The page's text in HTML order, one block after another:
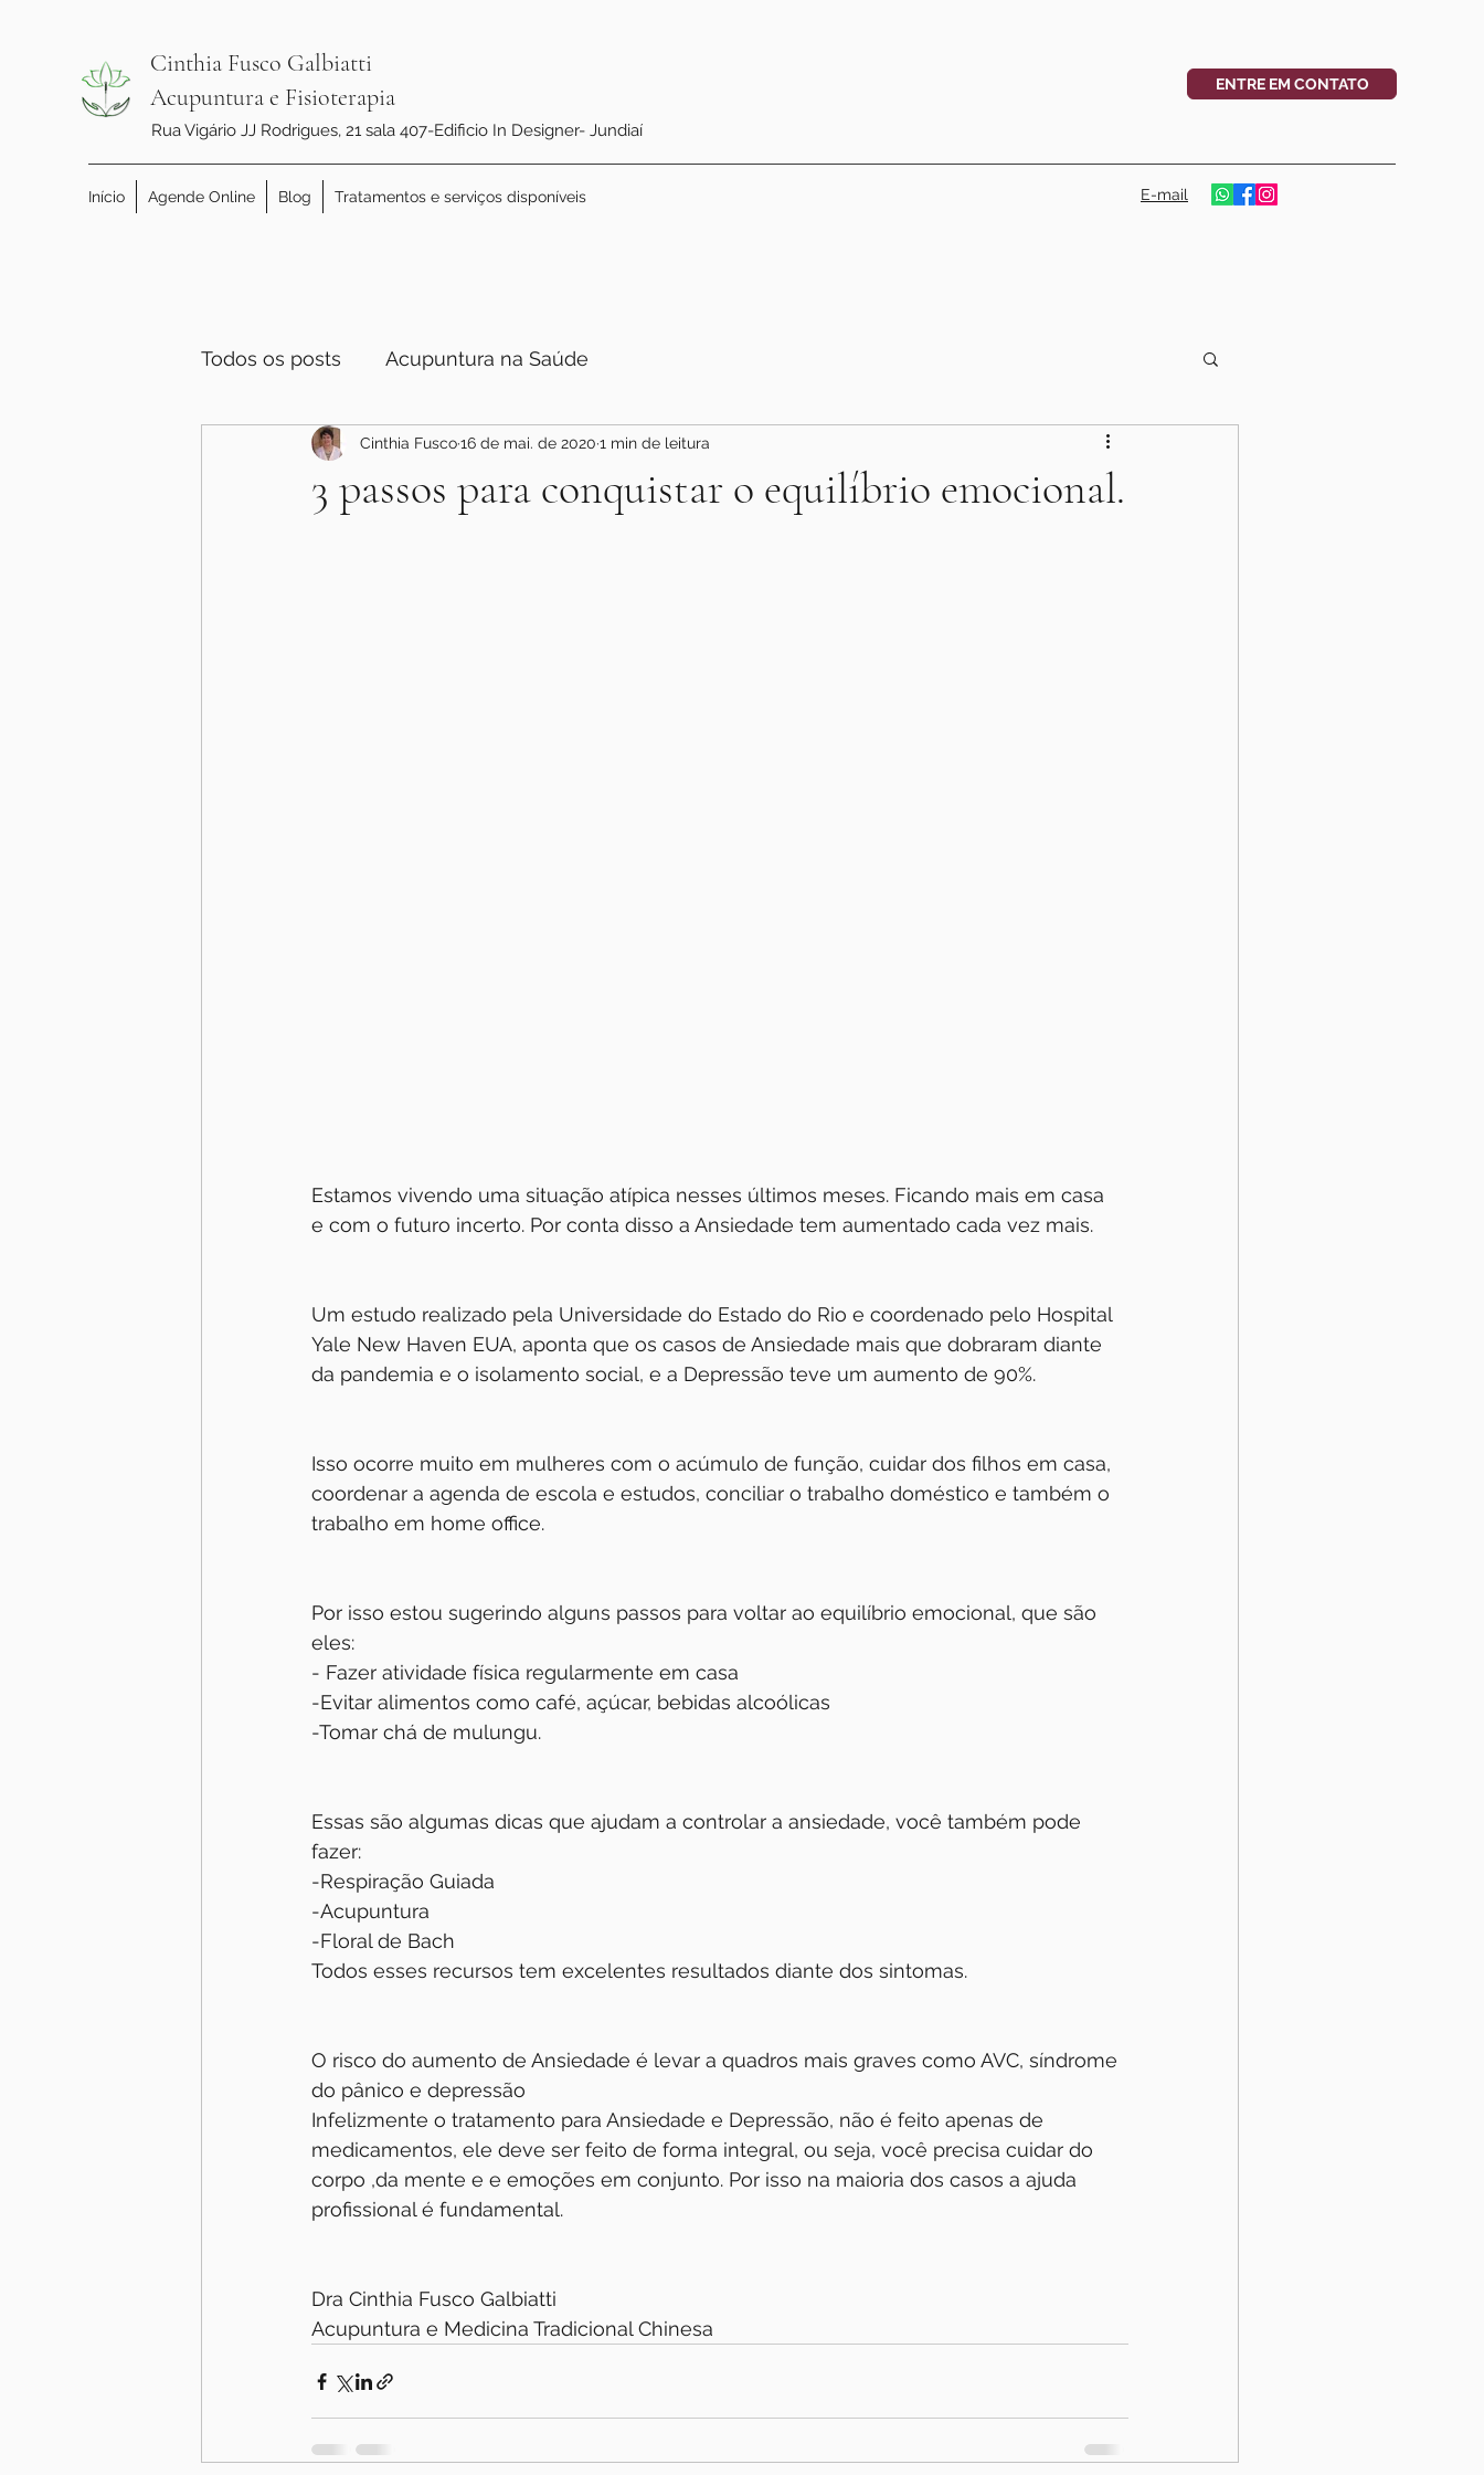
Cinthia Fusco Galbiatti
Acupuntura e Fisioterapia
Rua Vigário JJ Rodrigues, 21 sala 407-Edificio In Designer- Jundiaí
ENTRE EM CONTATO
Início Agende Online Blog Tratamentos e serviços disponíveis E-mail
Todos os posts Acupuntura na Saúde
3 passos para conquistar o equilíbrio emocional.
Cinthia Fusco16 de mai. de 2020 1 min de leitura
Estamos vivendo uma situação atípica nesses últimos meses. Ficando mais em casa
e com o futuro incerto. Por conta disso a Ansiedade tem aumentado cada vez mais.
Um estudo realizado pela Universidade do Estado do Rio e coordenado pelo Hospital
Yale New Haven EUA, aponta que os casos de Ansiedade mais que dobraram diante
da pandemia e o isolamento social, e a Depressão teve um aumento de 90%.
Isso ocorre muito em mulheres com o acúmulo de função, cuidar dos filhos em casa,
coordenar a agenda de escola e estudos, conciliar o trabalho doméstico e também o
trabalho em home office.
Por isso estou sugerindo alguns passos para voltar ao equilíbrio emocional, que são
eles:
- Fazer atividade física regularmente em casa
-Evitar alimentos como café, açúcar, bebidas alcoólicas
-Tomar chá de mulungu.
Essas são algumas dicas que ajudam a controlar a ansiedade, você também pode
fazer:
-Respiração Guiada
-Acupuntura
-Floral de Bach
Todos esses recursos tem excelentes resultados diante dos sintomas.
O risco do aumento de Ansiedade é levar a quadros mais graves como AVC, síndrome
do pânico e depressão
Infelizmente o tratamento para Ansiedade e Depressão, não é feito apenas de
medicamentos, ele deve ser feito de forma integral, ou seja, você precisa cuidar do
corpo ,da mente e e emoções em conjunto. Por isso na maioria dos casos a ajuda
profissional é fundamental.
Dra Cinthia Fusco Galbiatti
Acupuntura e Medicina Tradicional Chinesa